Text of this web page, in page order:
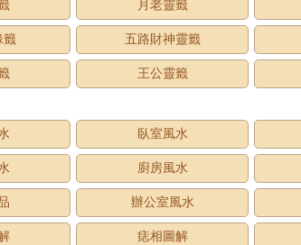
月老靈籤
籤 五路財神靈籤
王公靈籤
臥室風水
廚房風水
辦公室風水
痣相圖解